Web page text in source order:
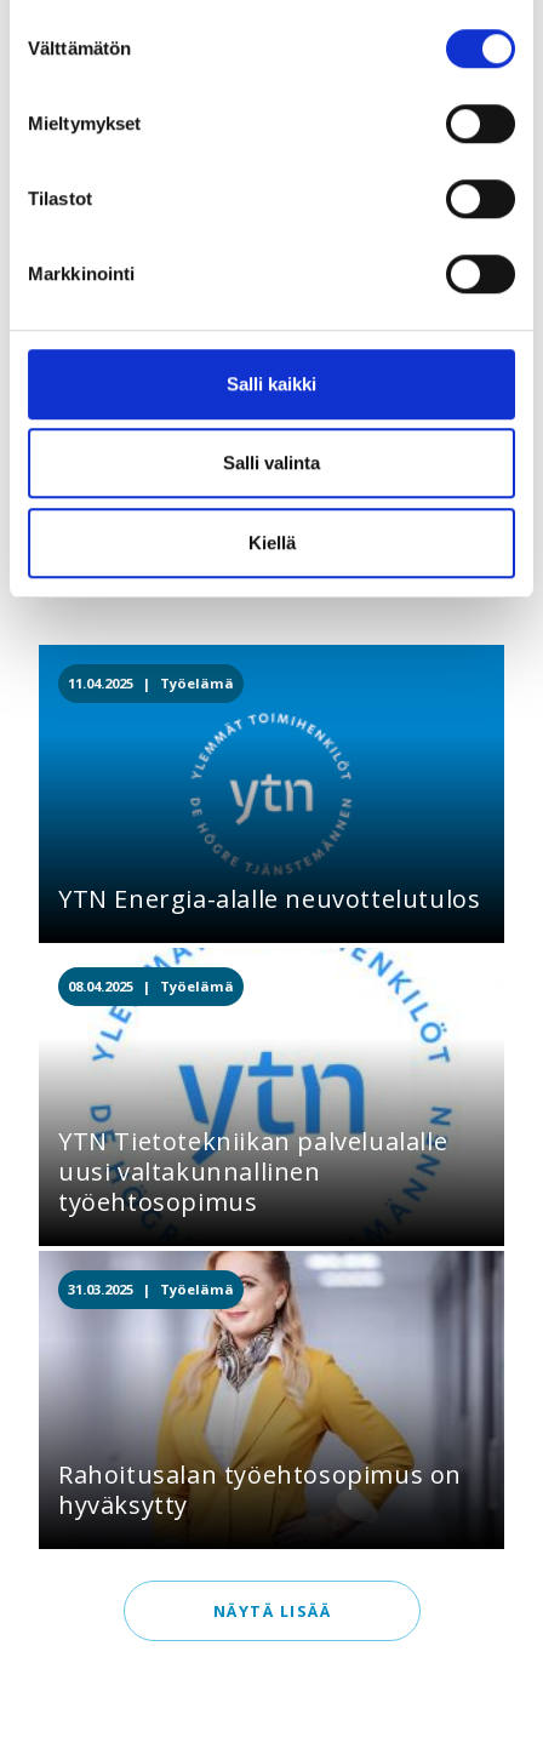
valinta
Välttämätön
Mieltymykset
Tilastot
Markkinointi
Salli kaikki
Salli valinta
Kiellä
liittojen jäsenmaksuun verrattuna se tulee kalliiksi.
Samalla tavoin kuin liiton lakimies on merkittävästi
että nekin asiat työsuhteissa ovat kunnossa, joita ei heti
tule ajatelleeksi tai neuvotelleeksi. Liittoon ja kassaan
yhteiskuntasuhteiden päällikkö
Lue lisää aiheesta
11.04.2025 | Työelämä
YTN Energia-alalle neuvottelutulos
08.04.2025 | Työelämä
YTN Tietotekniikan palvelualalle
uusi valtakunnallinen
työehtosopimus
31.03.2025 | Työelämä
Rahoitusalan työehtosopimus on
hyväksytty
NÄYTÄ LISÄÄ